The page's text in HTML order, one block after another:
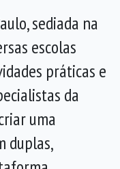
sediada na
escolas
práticas e
da
uma
duplas,